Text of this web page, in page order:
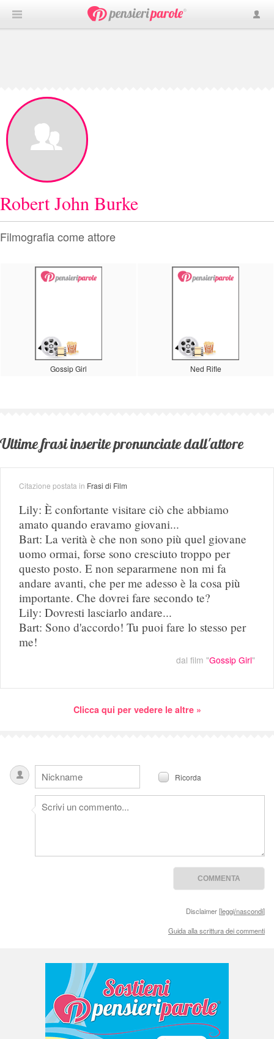
Robert John Burke
Filmografia come attore
Gossip Girl Ned Rifle
Ultime frasi inserite pronunciate dall'attore
Citazione postata in Frasi di Film
Lily: È confortante visitare ciò che abbiamo
amato quando eravamo giovani...
Bart: La verità è che non sono più quel giovane
uomo ormai, forse sono cresciuto troppo per
questo posto. E non separarmene non mi fa
andare avanti, che per me adesso è la cosa più
importante. Che dovrei fare secondo te?
Lily: Dovresti lasciarlo andare...
Bart: Sono d'accordo! Tu puoi fare lo stesso per
me!
dal film "Gossip Girl"
Clicca qui per vedere le altre »
Ricorda
Disclaimer [leggi/nascondi]
Guida alla scrittura dei commenti